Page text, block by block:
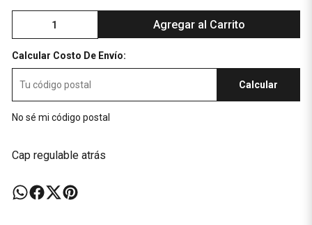
Agregar al Carrito
Calcular Costo De Envío:
Calcular
No sé mi código postal
Cap regulable atrás